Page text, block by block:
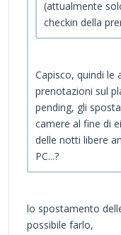
(attualmente
checkin della
Capisco, quindi le
prenotazioni sul
pending, gli
camere al fine di
delle notti libere
PC...?
lo spostamento
possibile farlo,